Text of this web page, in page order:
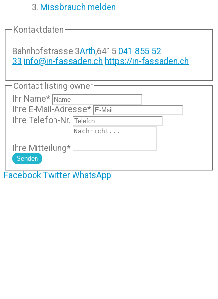
Missbrauch melden
Kontaktdaten
Bahnhofstrasse 3Arth,6415 041 855 52
33 info@in-fassaden.ch https://in-fassaden.ch
Contact listing owner
Ihr Name*
Ihre E-Mail-Adresse*
Ihre Telefon-Nr.
Ihre Mitteilung*
Senden
Facebook Twitter WhatsApp